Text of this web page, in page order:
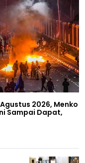
2026, Menko
Sampai Dapat,